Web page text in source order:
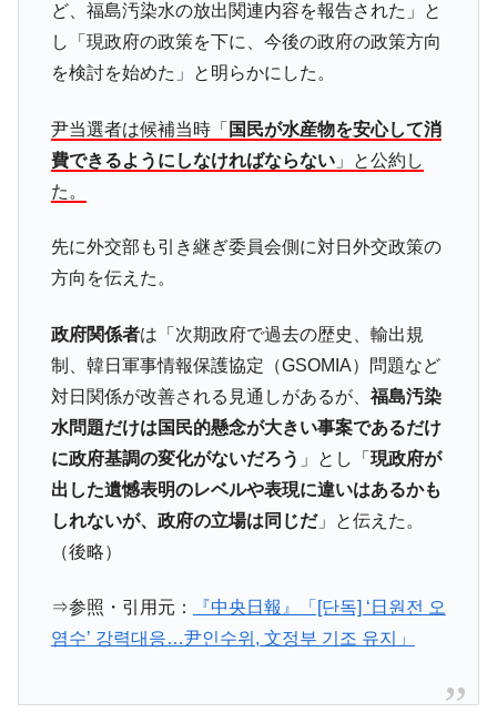
ど、福島汚染水の放出関連内容を報告された」と
し「現政府の政策を下に、今後の政府の政策方向
を検討を始めた」と明らかにした。
尹当選者は候補当時「 国民が水産物を安心して消
費できるようにしなければならない」と公約し
た。
先に外交部も引き継ぎ委員会側に対日外交政策の
方向を伝えた。
政府関係者は「次期政府で過去の歴史、輸出規
制、韓日軍事情報保護協定（GSOMIA）問題など
対日関係が改善される見通しがあるが、 福島汚染
水問題だけは国民的懸念が大きい事案であるだけ
に政府基調の変化がないだろう 」とし「 現政府が
出した遺憾表明のレベルや表現に違いはあるかも
しれないが、政府の立場は同じだ」と伝えた。
（後略）
⇒参照・引用元：
『中央日報』「[단독] ‘日원전 오
염수’ 강력대응…尹인수위, 文정부 기조 유지」